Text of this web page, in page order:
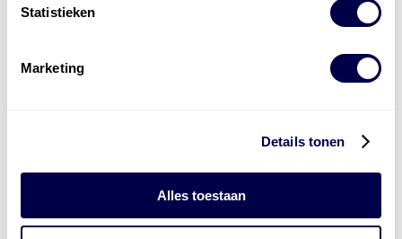
Statistieken
Marketing
Details tonen
Alles toestaan
Levert complete